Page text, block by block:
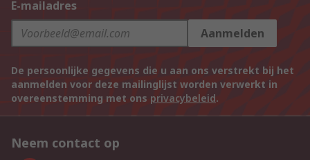
E-mailadres
Aanmelden
De persoonlijke gegevens die u aan ons verstrekt bij het
aanmelden voor deze mailinglijst worden verwerkt in
overeenstemming met ons privacybeleid.
Neem contact op